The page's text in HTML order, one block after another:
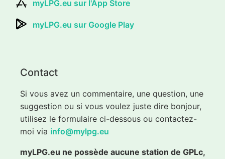
myLPG.eu sur l'App Store
myLPG.eu sur Google Play
Contact
Si vous avez un commentaire, une question, une
suggestion ou si vous voulez juste dire bonjour,
utilisez le formulaire ci-dessous ou contactez-
moi via info@mylpg.eu
myLPG.eu ne possède aucune station de GPLc,